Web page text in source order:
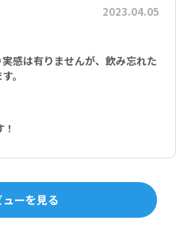
2023.04.05
感は有りませんが、飲み忘れた
。
ューを見る